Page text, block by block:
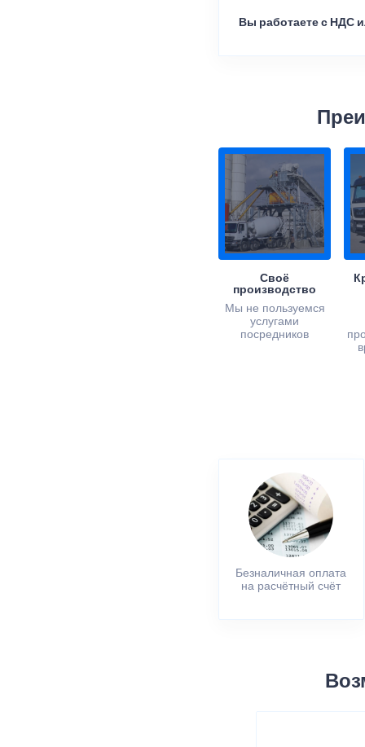
Вы работаете с НДС
Своё
производство
Мы не пользуемся
услугами
посредников
Безналичная оплата
на расчётный счёт